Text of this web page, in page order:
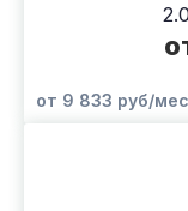
от 9 833 руб/